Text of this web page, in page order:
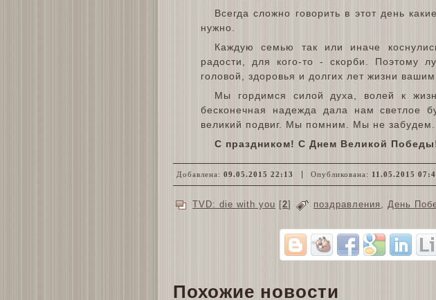
Всегда сложно говорить в этот день
нужно.
Каждую семью так или иначе
радости, для кого-то - скорби. Поэтому
головой, здоровья и долгих лет жизни
Мы гордимся силой духа, волей к
бесконечная надежда дала нам светлое
великий подвиг. Мы помним. Мы не забудем.
С праздником! С Днем Великой
Добавлена: 09.05.2015 22:13 Опубликована: 11.05.2015
TVD: die with you [2] поздравления День
Похожие новости